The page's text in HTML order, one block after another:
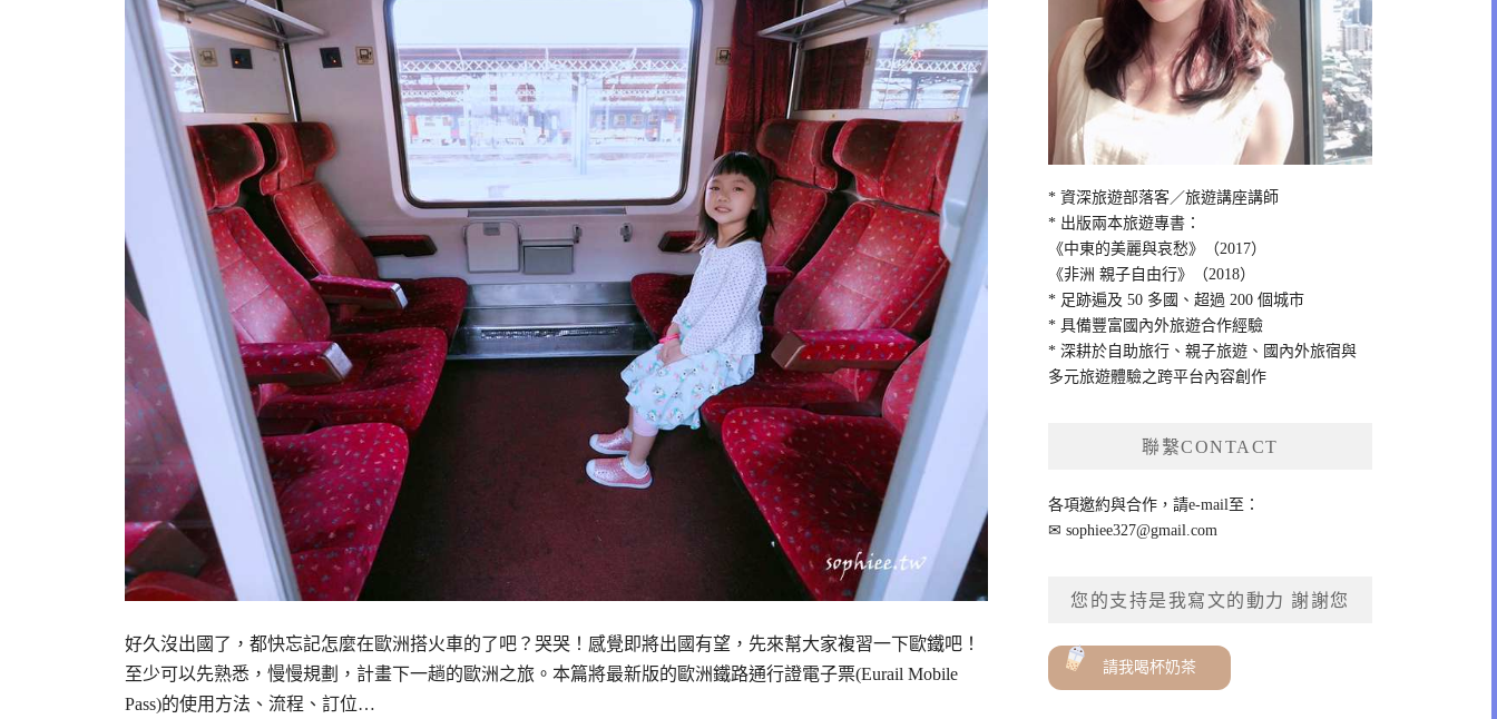
好久沒出國了，都快忘記怎麼在歐洲搭火車的了吧？哭哭！感覺即將出國有望，先來幫大家複習一下歐鐵吧！
至少可以先熟悉，慢慢規劃，計畫下一趟的歐洲之旅。本篇將最新版的歐洲鐵路通行證電子票(Eurail Mobile
Pass)的使用方法、流程、訂位…
* 資深旅遊部落客／旅遊講座講師
* 出版兩本旅遊專書：
《中東的美麗與哀愁》（2017）
《非洲 親子自由行》（2018）
* 足跡遍及 50 多國、超過 200 個城市
* 具備豐富國內外旅遊合作經驗
* 深耕於自助旅行、親子旅遊、國內外旅宿與
多元旅遊體驗之跨平台內容創作
聯繫CONTACT
各項邀約與合作，請e-mail至：
✉sophiee327@gmail.com
您的支持是我寫文的動力 謝謝您
請我喝杯奶茶